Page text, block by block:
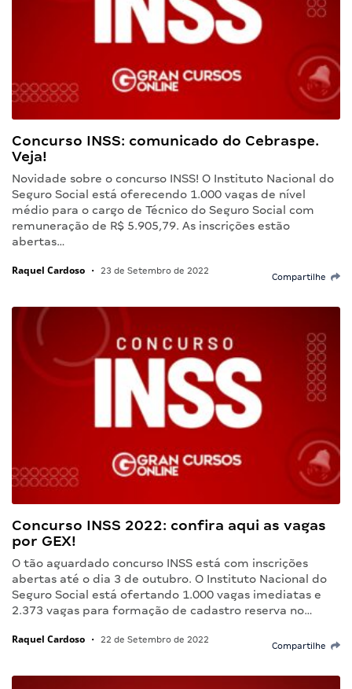
Concurso INSS: comunicado do Cebraspe.
Veja!
Novidade sobre o concurso INSS! O Instituto Nacional do
Seguro Social está oferecendo 1.000 vagas de nível
médio para o cargo de Técnico do Seguro Social com
remuneração de R$ 5.905,79. As inscrições estão
abertas…
Raquel Cardoso • 23 de Setembro de 2022
Compartilhe
Concurso INSS 2022: confira aqui as vagas
por GEX!
O tão aguardado concurso INSS está com inscrições
abertas até o dia 3 de outubro. O Instituto Nacional do
Seguro Social está ofertando 1.000 vagas imediatas e
2.373 vagas para formação de cadastro reserva no…
Raquel Cardoso • 22 de Setembro de 2022
Compartilhe